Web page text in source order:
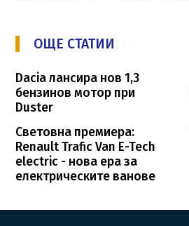
ОЩЕ СТАТИИ
Dacia лансира нов 1,3
бензинов мотор при
Duster
Световна премиера:
Renault Trafic Van E-Tech
electric - нова ера за
електрическите ванове